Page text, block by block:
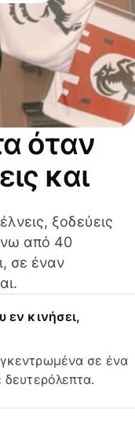
όταν
και
ξοδεύεις
από 40
σε έναν
εν κινήσει,
σε ένα
δευτερόλεπτα.